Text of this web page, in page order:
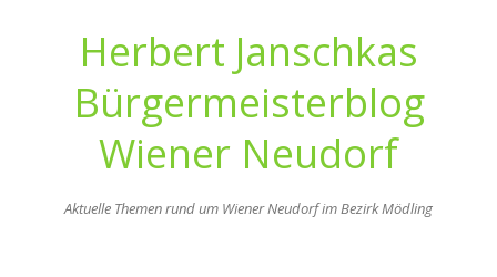
Herbert Janschkas
Bürgermeisterblog
Wiener Neudorf
Aktuelle Themen rund um Wiener Neudorf im Bezirk Mödling